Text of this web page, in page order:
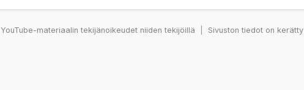
YouTube-materiaalin tekijänoikeudet niiden tekijöillä Sivuston tiedot on kerätty